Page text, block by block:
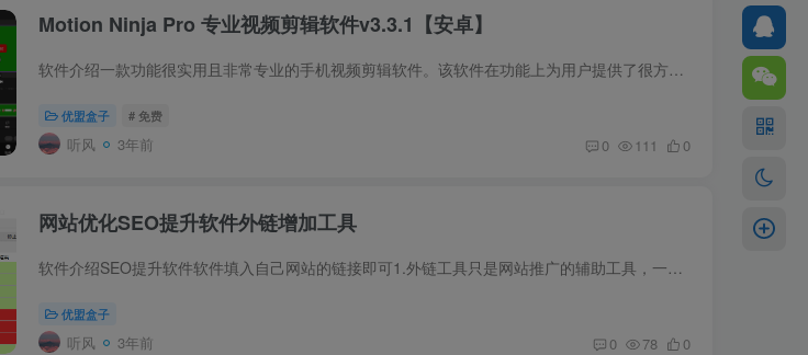
Motion Ninja Pro 专业视频剪辑软件v3.3.1【安卓】
软件介绍一款功能很实用且非常专业的手机视频剪辑软件。该软件在功能上为用户提供了很方便剪辑的环境，而且为了能够让用户剪辑出更多精美且优质的视频，还添加了很多强大且方便的辅助工具，比如...
优盟盒子 # 免费
听风 3年前 0 111 0
网站优化SEO提升软件外链增加工具
软件介绍SEO提升软件软件填入自己网站的链接即可1.外链工具只是网站推广的辅助工具，一般适用于短时间内无法建设大量外链的新站，新站应坚持每天做一到两次为宜，大约一周左右能看到效果。老站...
优盟盒子
听风 3年前 0 78 0